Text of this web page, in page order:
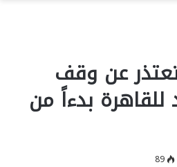
عن وقف
بدءاً من
89